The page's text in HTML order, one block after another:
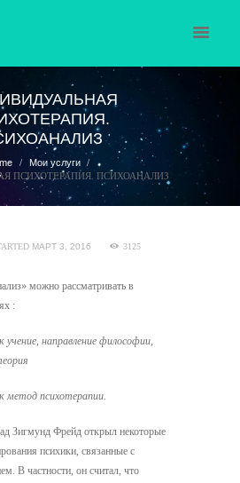
Мои услуги
ПСИХОТЕРАПИЯ. ПСИХОАНАЛИЗ
МАРТ 3, 2016
3125
можно рассматривать в
:
учение, направление философии,
метод психотерапии.
Зигмунд Фрейд открыл некоторые
психики, связанные с
В частности, он считал, что